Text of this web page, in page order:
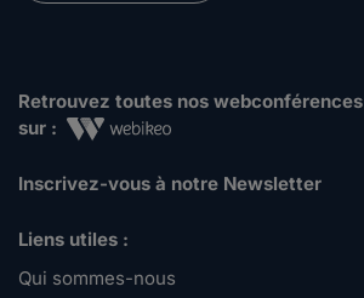
Retrouvez toutes nos webconférences
sur :
Inscrivez-vous à notre Newsletter
Liens utiles :
Qui sommes-nous